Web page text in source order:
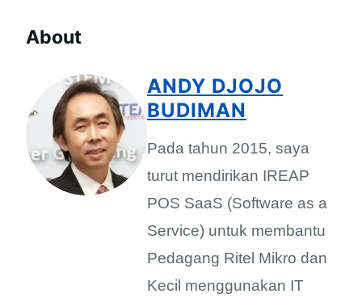
About
ANDY DJOJO
BUDIMAN
Pada tahun 2015, saya
turut mendirikan IREAP
POS SaaS (Software as a
Service) untuk membantu
Pedagang Ritel Mikro dan
Kecil menggunakan IT